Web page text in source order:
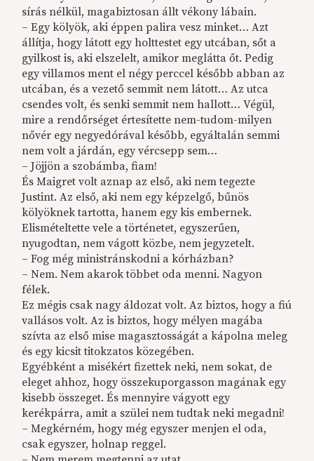
sírás nélkül, magabiztosan állt vékony lábain.
– Egy kölyök, aki éppen palira vesz minket… Azt
állítja, hogy látott egy holttestet egy utcában, sőt a
gyilkost is, aki elszelelt, amikor meglátta őt. Pedig
egy villamos ment el négy perccel később abban az
utcában, és a vezető semmit nem látott… Az utca
csendes volt, és senki semmit nem hallott… Végül,
mire a rendőrséget értesítette nem-tudom-milyen
nővér egy negyedórával később, egyáltalán semmi
nem volt a járdán, egy vércsepp sem…
– Jöjjön a szobámba, fiam!
És Maigret volt aznap az első, aki nem tegezte
Justint. Az első, aki nem egy képzelgő, bűnös
kölyöknek tartotta, hanem egy kis embernek.
Elismételtette vele a történetet, egyszerűen,
nyugodtan, nem vágott közbe, nem jegyzetelt.
– Fog még ministránskodni a kórházban?
– Nem. Nem akarok többet oda menni. Nagyon
félek.
Ez mégis csak nagy áldozat volt. Az biztos, hogy a fiú
vallásos volt. Az is biztos, hogy mélyen magába
szívta az első mise magasztosságát a kápolna meleg
és egy kicsit titokzatos közegében.
Egyébként a misékért fizettek neki, nem sokat, de
eleget ahhoz, hogy összekuporgasson magának egy
kisebb összeget. És mennyire vágyott egy
kerékpárra, amit a szülei nem tudtak neki megadni!
– Megkérném, hogy még egyszer menjen el oda,
csak egyszer, holnap reggel.